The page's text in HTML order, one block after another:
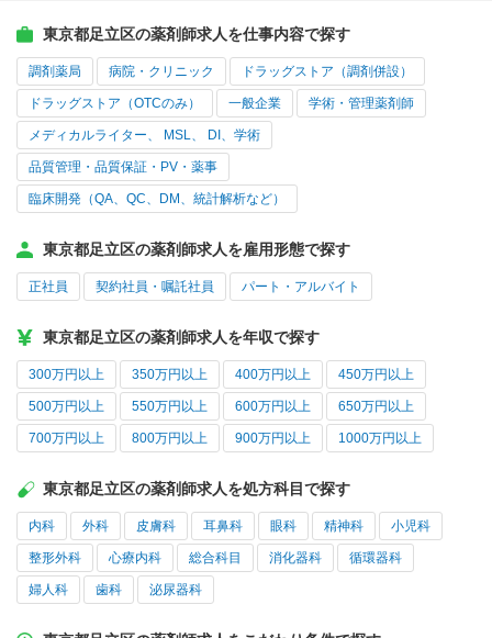
東京都足立区の薬剤師求人を仕事内容で探す
調剤薬局 病院・クリニック ドラッグストア（調剤併設）
ドラッグストア（OTCのみ） 一般企業 学術・管理薬剤師
メディカルライター、 MSL、 DI、学術
品質管理・品質保証・PV・薬事
臨床開発（QA、QC、DM、統計解析など）
東京都足立区の薬剤師求人を雇用形態で探す
正社員 契約社員・嘱託社員 パート・アルバイト
東京都足立区の薬剤師求人を年収で探す
300万円以上 350万円以上 400万円以上 450万円以上
500万円以上 550万円以上 600万円以上 650万円以上
700万円以上 800万円以上 900万円以上 1000万円以上
東京都足立区の薬剤師求人を処方科目で探す
内科 外科 皮膚科 耳鼻科 眼科 精神科 小児科
整形外科 心療内科 総合科目 消化器科 循環器科
婦人科 歯科 泌尿器科